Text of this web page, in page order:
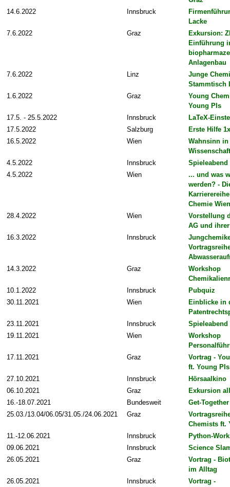
14.6.2022
Innsbruck
Lacke
7.6.2022
Graz
Exkursion:
Einführung
Anlagenbau
7.6.2022
Linz
Junge
Stammtisch
1.6.2022
Graz
Young
Young PIs
17.5. - 25.5.2022
Innsbruck
LaTeX-
17.5.2022
Salzburg
Erste Hilfe
16.5.2022
Wien
Wahnsinn in
Wissenschaft
4.5.2022
Innsbruck
Spieleabend
4.5.2022
Wien
... und was
werden? -
Chemie Wien
28.4.2022
Wien
Vorstellung
AG und
16.3.2022
Innsbruck
14.3.2022
Graz
Workshop
10.1.2022
Innsbruck
Pubquiz
30.11.2021
Wien
Einblicke in
23.11.2021
Innsbruck
Spieleabend
19.11.2021
Wien
Workshop
17.11.2021
Graz
Vortrag -
ft. Young PIs
27.10.2021
Innsbruck
Hörsaalkino
06.10.2021
Graz
Exkursion
16.-18.07.2021
Bundesweit
Get-Together
25.03./13.04/06.05/31.05./24.06.2021
Graz
Chemists ft.
11.-12.06.2021
Innsbruck
Python-
09.06.2021
Innsbruck
Science
26.05.2021
Graz
Vortrag -
im Alltag
26.05.2021
Innsbruck Vortrag -